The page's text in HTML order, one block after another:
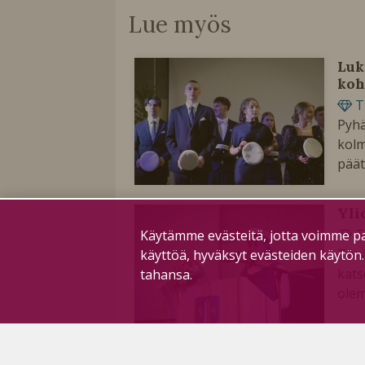
Lue myös
Käytämme evästeitä, jotta voimme
käyttöä, hyväksyt evästeiden
tahansa.